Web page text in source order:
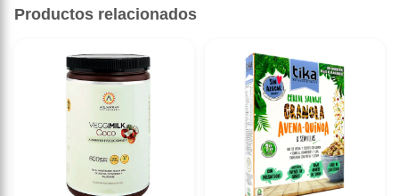
podrá ayudar a conciliar un sueño profundo. Es un cóctel
de hierbas que incluye la manzanilla egipcia, el rooibos
sudafricano (con un toque de vainilla) y la menta fresca.
Especificaciones del Producto
Ingredientes
Productos relacionados